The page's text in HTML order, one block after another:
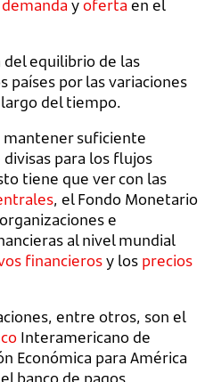
demanda yoferta en el
equilibrio de las
países por las variaciones
del tiempo.
mantener suficiente
para los flujos
tiene que ver con las
, el Fondo Monetario
e
al nivel mundial
financierosy los precios
entre otros, son el
Interamericano de
Económica para América